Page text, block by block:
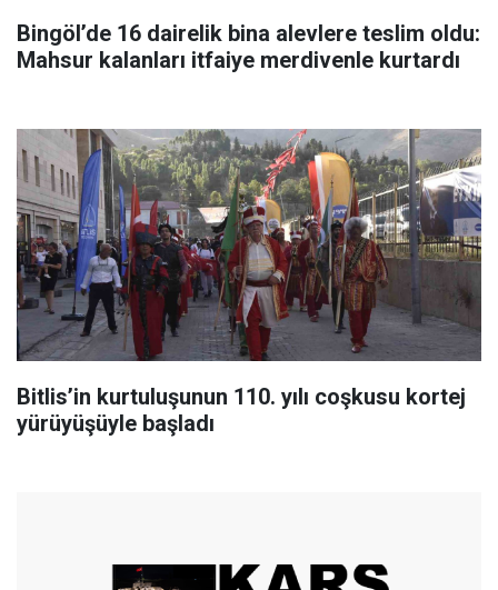
Bingöl’de 16 dairelik bina alevlere teslim oldu:
Mahsur kalanları itfaiye merdivenle kurtardı
Bitlis’in kurtuluşunun 110. yılı coşkusu kortej
yürüyüşüyle başladı